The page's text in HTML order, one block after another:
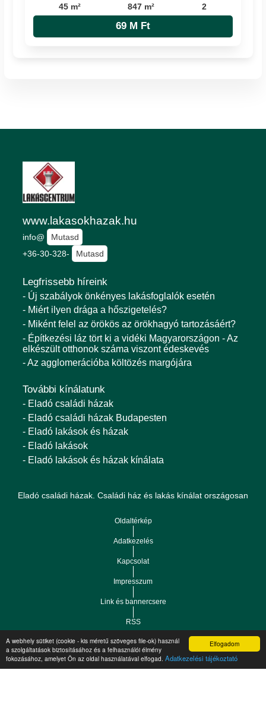
Elfogadom
A webhely sütiket (cookie - kis méretű szöveges file-ok) használ
a szolgáltatások biztosításához és a felhasználói élmény
fokozásához, amelyet Ön az oldal használatával elfogad. Adatkezelési tájékoztató
45 m² 847 m² 2
69 M Ft
www.lakasokhazak.hu
info@
Mutasd
+36-30-328-
Mutasd
Legfrissebb híreink
- Új szabályok önkényes lakásfoglalók esetén
- Miért ilyen drága a hőszigetelés?
- Miként felel az örökös az örökhagyó tartozásáért?
- Építkezési láz tört ki a vidéki Magyarországon - Az
elkészült otthonok száma viszont édeskevés
- Az agglomerációba költözés margójára
További kínálatunk
- Eladó családi házak
- Eladó családi házak Budapesten
- Eladó lakások és házak
- Eladó lakások
- Eladó lakások és házak kínálata
Eladó családi házak. Családi ház és lakás kínálat országosan
Oldaltérkép
Adatkezelés
Kapcsolat
Impresszum
Link és bannercsere
RSS
Copyright © 2021.Vár-Köz Kft. - Ingatlan nyilvántartó, ügyviteli és
adminisztrációs szoftver